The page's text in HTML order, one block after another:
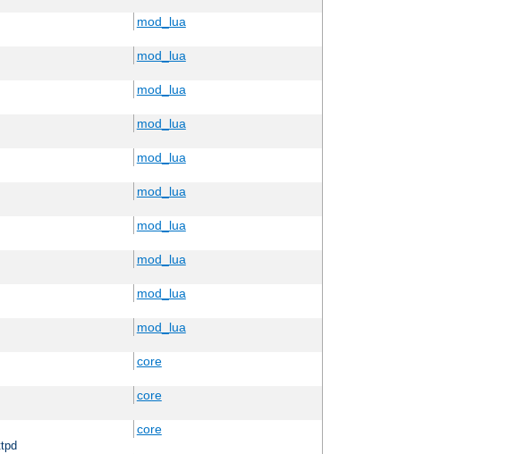
mod_lua
mod_lua
mod_lua
mod_lua
mod_lua
mod_lua
mod_lua
mod_lua
mod_lua
mod_lua
core
core
core